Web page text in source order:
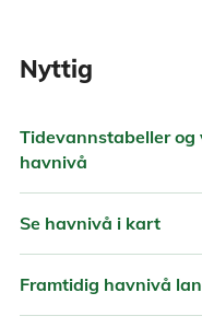
Nyttig
Tidevannstabeller
havnivå
Se havnivå i kart
Framtidig havnivå